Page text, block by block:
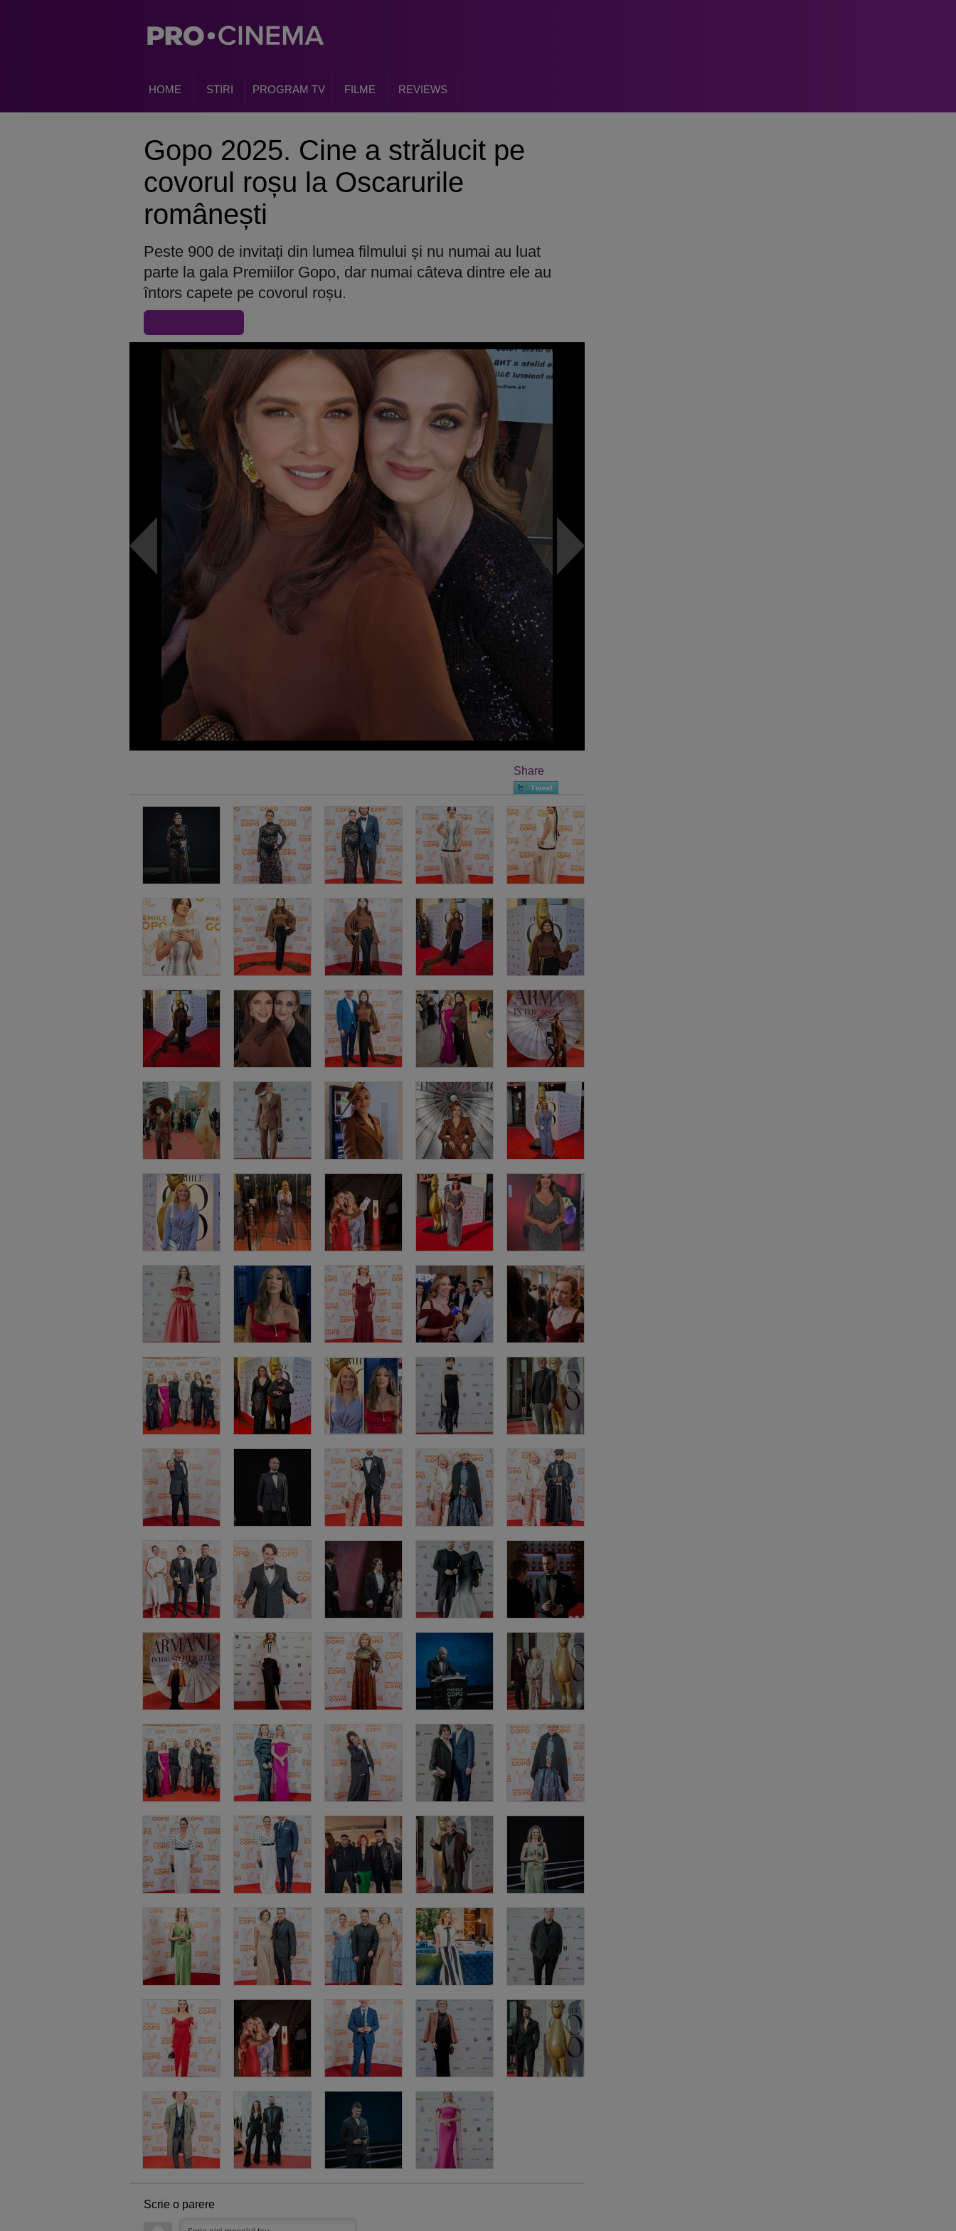
HOME STIRI PROGRAM TV FILME REVIEWS
Gopo 2025. Cine a strălucit pe
covorul roșu la Oscarurile
românești
Peste 900 de invitați din lumea filmului și nu numai au luat
parte la gala Premiilor Gopo, dar numai câteva dintre ele au
întors capete pe covorul roșu.
Share
Scrie o parere